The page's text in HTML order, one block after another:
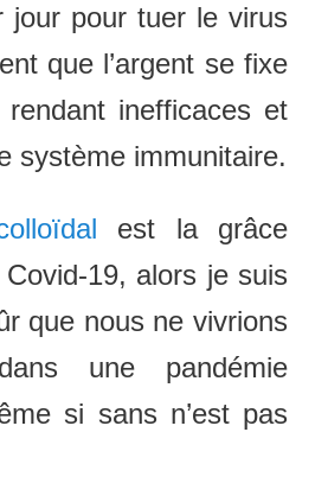
jour pour tuer le virus
que l’argent se fixe
inefficaces et
système immunitaire.
est la grâce
19, alors je suis
que nous ne vivrions
une pandémie
si sans n’est pas